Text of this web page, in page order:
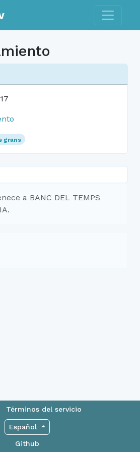
Toggle
grans
a BANC DEL TEMPS
Términos del servicio
Español
Github